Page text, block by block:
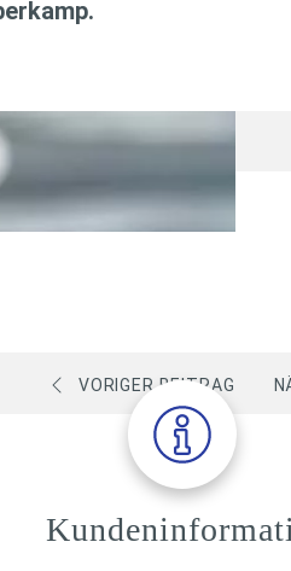
.
VORIGER BEITRAG